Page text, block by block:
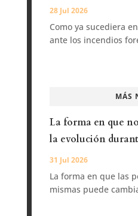
28 Jul 2026
Como ya sucediera
ante los incendios
MÁS
La forma en que
la evolución
31 Jul 2026
La forma en que las
mismas puede